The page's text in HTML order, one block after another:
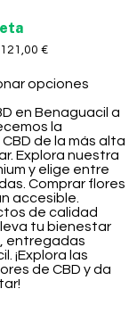
121,00 €
opciones
en Benaguacil a
la
de la más alta
Explora nuestra
y elige entre
Comprar flores
accesible.
de calidad
tu bienestar
entregadas
¡Explora las
de CBD y da